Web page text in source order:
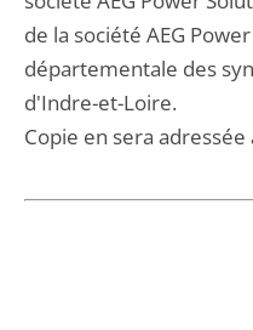
de la société AEG
départementale des
d'Indre-et-Loire.
Copie en sera